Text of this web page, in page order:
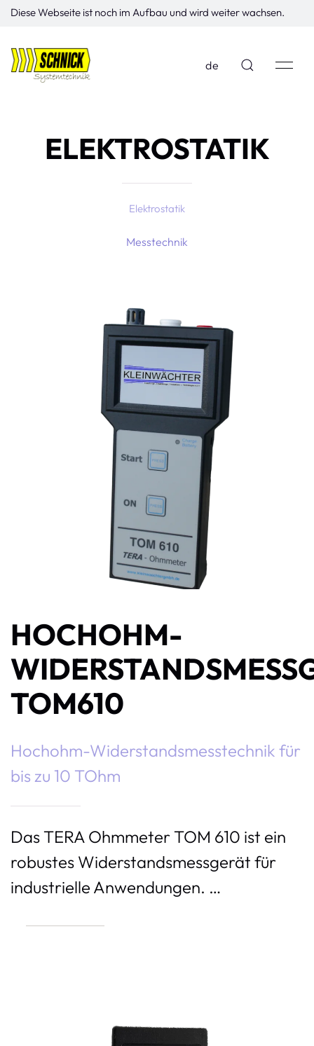
Diese Webseite ist noch im Aufbau und wird weiter wachsen.
de
ELEKTROSTATIK
Elektrostatik
Messtechnik
HOCHOHM-
TOM610
Hochohm-Widerstandsmesstechnik für
bis zu 10 TOhm
Das TERA Ohmmeter TOM 610 ist ein
robustes Widerstandsmessgerät für
industrielle Anwendungen. …